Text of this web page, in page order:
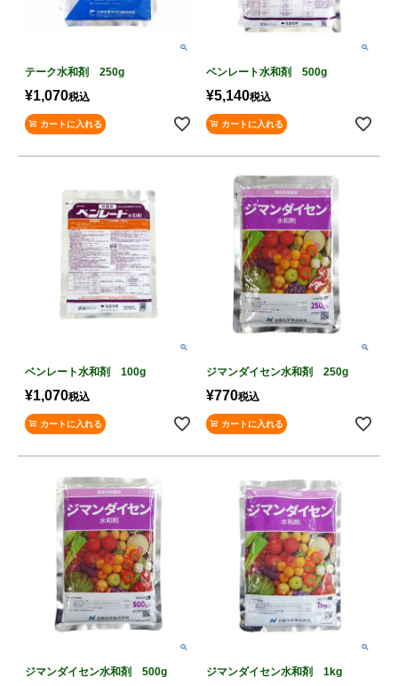
テーク水和剤 250g
¥1,070税込
カートに入れる
ベンレート水和剤 500g
¥5,140税込
カートに入れる
ベンレート水和剤 100g
¥1,070税込
カートに入れる
ジマンダイセン水和剤 250g
¥770税込
カートに入れる
ジマンダイセン水和剤 500g ジマンダイセン水和剤 1kg